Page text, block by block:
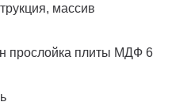
массив
прослойка плиты МДФ 6